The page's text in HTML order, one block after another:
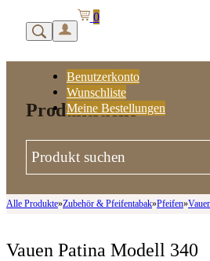
Benutzerkonto
Wunschliste
Meine Bestellungen
0
Produktsuche
Alle Produkte»Zubehör & Pfeifentabak»Pfeifen»
Vauen Patina Modell 340